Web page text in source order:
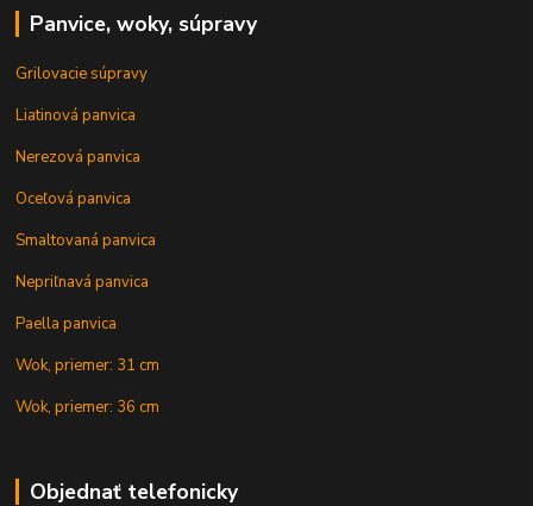
Panvice, woky, súpravy
Grilovacie súpravy
Liatinová panvica
Nerezová panvica
Oceľová panvica
Smaltovaná panvica
Nepriľnavá panvica
Paella panvica
Wok, priemer: 31 cm
Wok, priemer: 36 cm
Objednať telefonicky